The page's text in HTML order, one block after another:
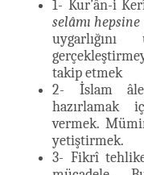
1- Kur’ân-i
selâmı
takip etmek
2- İslam
hazırlamak
vermek.
yetiştirmek.
3- Fikrî